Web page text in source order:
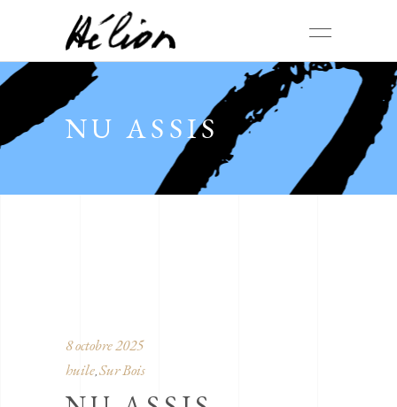
NU ASSIS
8 octobre 2025
huile, Sur Bois